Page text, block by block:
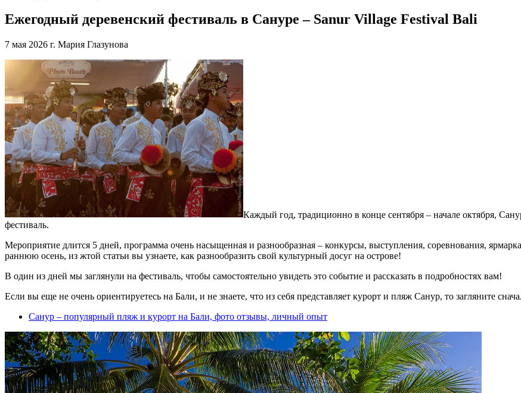
Ежегодный деревенский фестиваль в Сануре – Sanur Village Festival Bali
7 мая 2026 г. Мария Глазунова
Каждый год, традиционно в конце сентября – начале октября,
фестиваль.
Мероприятие длится 5 дней, программа очень насыщенная и разнообразная – конкурсы, выступления, соревнования,
раннюю осень, из жтой статьи вы узнаете, как разнообразить свой культурный досуг на острове!
В один из дней мы заглянули на фестиваль, чтобы самостоятельно увидеть это событие и рассказать в подробностях вам!
Если вы еще не очень ориентируетесь на Бали, и не знаете, что из себя представляет курорт и пляж Санур, то загляните
Санур – популярный пляж и курорт на Бали, фото отзывы, личный опыт